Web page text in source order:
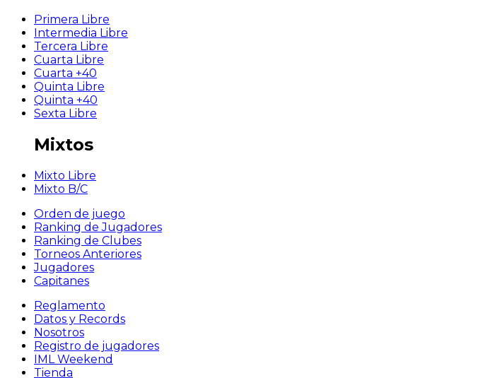
Primera Libre
Intermedia Libre
Tercera Libre
Cuarta Libre
Cuarta +40
Quinta Libre
Quinta +40
Sexta Libre
Mixtos
Mixto Libre
Mixto B/C
Orden de juego
Ranking de Jugadores
Ranking de Clubes
Torneos Anteriores
Jugadores
Capitanes
Reglamento
Datos y Records
Nosotros
Registro de jugadores
IML Weekend
Tienda